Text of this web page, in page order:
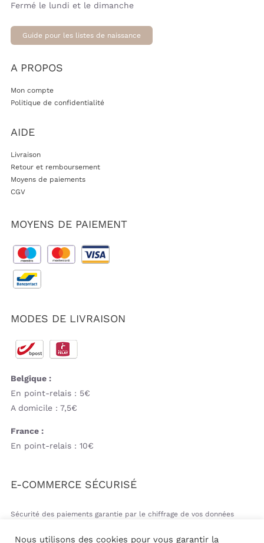
Fermé le lundi et le dimanche
Guide pour les listes de naissance
A PROPOS
Mon compte
Politique de confidentialité
AIDE
Livraison
Retour et remboursement
Moyens de paiements
CGV
MOYENS DE PAIEMENT
MODES DE LIVRAISON
Belgique :
En point-relais : 5€
A domicile : 7,5€
France :
En point-relais : 10€
E-COMMERCE SÉCURISÉ
Sécurité des paiements garantie par le chiffrage de vos données
Nous utilisons des cookies pour vous garantir la